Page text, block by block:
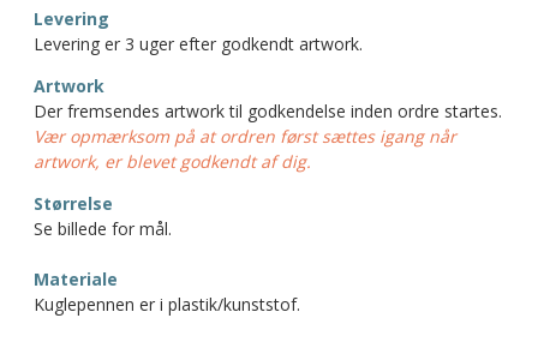
Levering
Levering er 3 uger efter godkendt artwork.
Artwork
Der fremsendes artwork til godkendelse inden ordre startes.
Vær opmærksom på at ordren først sættes igang når
artwork, er blevet godkendt af dig.
Størrelse
Se billede for mål.
Materiale
Kuglepennen er i plastik/kunststof.